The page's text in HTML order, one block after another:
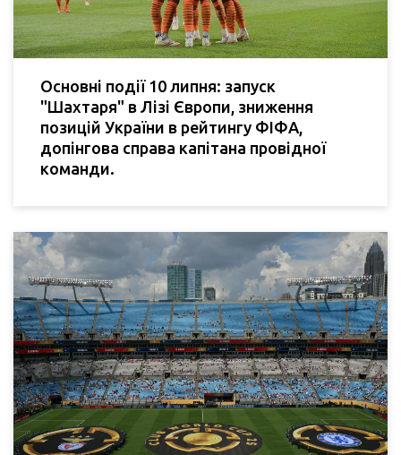
Основні події 10 липня: запуск
"Шахтаря" в Лізі Європи, зниження
позицій України в рейтингу ФІФА,
допінгова справа капітана провідної
команди.